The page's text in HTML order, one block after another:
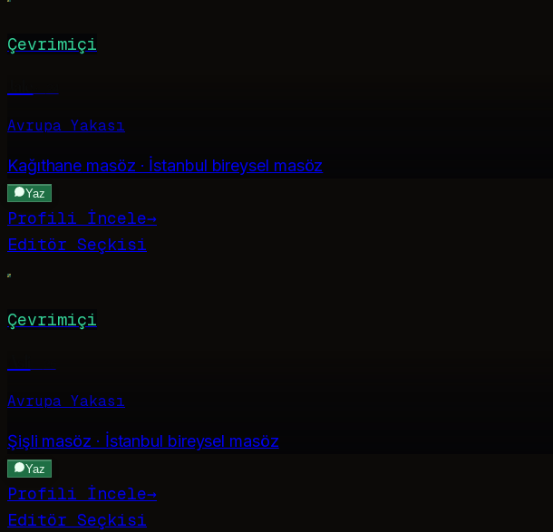
Çevrimiçi
Avrupa Yakası
Kağıthane masöz · İstanbul bireysel masöz
Yaz
Profili İncele→
Editör Seçkisi
Çevrimiçi
Avrupa Yakası
Şişli masöz · İstanbul bireysel masöz
Yaz
Profili İncele→
Editör Seçkisi